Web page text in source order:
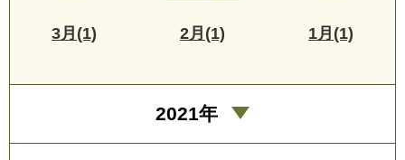
3月(1) 2月(1) 1月(1)
2021年